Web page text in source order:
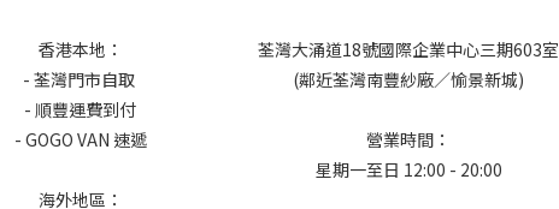
香港本地：
- 荃灣門市自取
- 順豐運費到付
- GOGO VAN 速遞
海外地區：
荃灣大涌道18號國際企業中心三期603室
(鄰近荃灣南豐紗廠／愉景新城)
營業時間：
星期一至日 12:00 - 20:00